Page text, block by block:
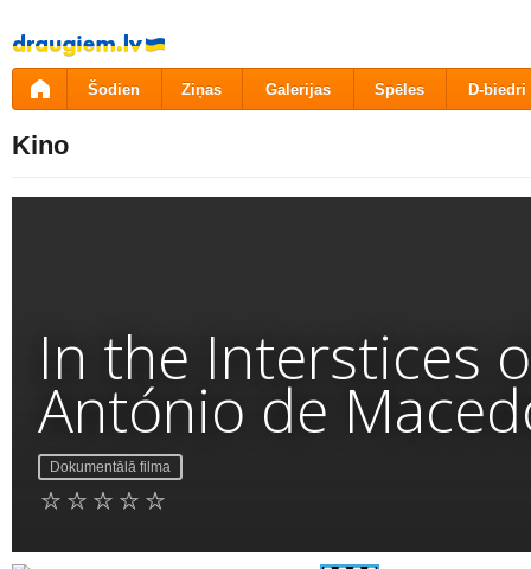
Pāriet
uz
saturu
Šodien Ziņas Galerijas Spēles D-biedri
Kino
In the Interstices
António de
Dokumentālā filma